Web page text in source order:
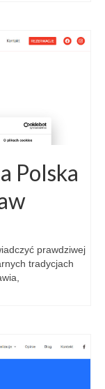
Polska
prawdziwej
tradycjach